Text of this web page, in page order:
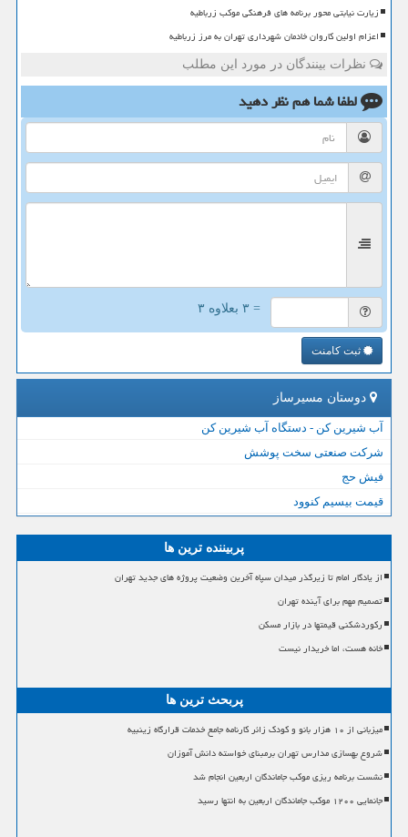
زیارت نیابتی محور برنامه های فرهنگی موکب زرباطیه
اعزام اولین کاروان خادمان شهرداری تهران به مرز زرباطیه
نظرات بینندگان در مورد این مطلب
لطفا شما همنظر دهید
= ۳ بعلاوه ۳
ثبت کامنت
دوستان مسیرساز
آب شیرین کن - دستگاه آب شیرین کن
شرکت صنعتی سخت پوشش
فیش حج
قیمت بیسیم کنوود
پربیننده ترین ها
از یادگار امام تا زیرگذر میدان سپاه آخرین وضعیت پروژه های جدید تهران
تصمیم مهم برای آینده تهران
رکوردشکنی قیمتها در بازار مسکن
خانه هست، اما خریدار نیست
پربحث ترین ها
میزبانی از ۱۰ هزار بانو و کودک زائر کارنامه جامع خدمات قرارگاه زینبیه
شروع بهسازی مدارس تهران برمبنای خواسته دانش آموزان
نشست برنامه ریزی موکب جاماندگان اربعین انجام شد
جانمایی ۱۲۰۰ موکب جاماندگان اربعین به انتها رسید